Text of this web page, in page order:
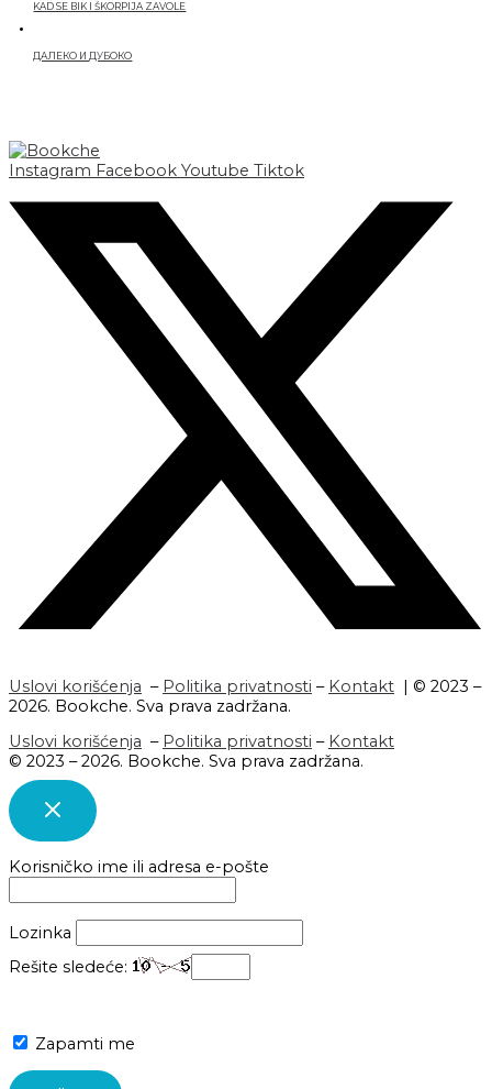
KAD SE BIK I ŠKORPIJA ZAVOLE
ДАЛЕКО И ДУБОКО
Instagram Facebook Youtube Tiktok
Uslovi korišćenja – Politika privatnosti – Kontakt | © 2023 –
2026. Bookche. Sva prava zadržana.
Uslovi korišćenja – Politika privatnosti – Kontakt
© 2023 – 2026. Bookche. Sva prava zadržana.
Korisničko ime ili adresa e-pošte
Lozinka
Rešite sledeće:
Zapamti me